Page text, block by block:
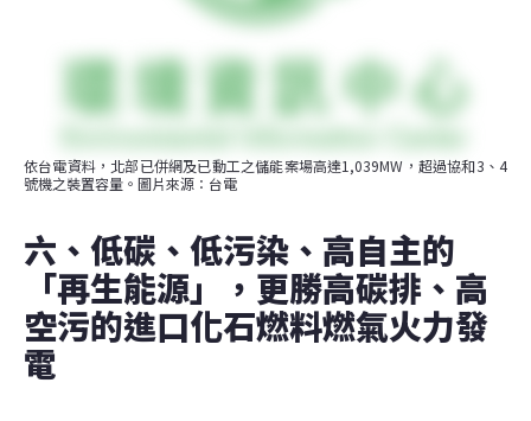
依台電資料，北部已併網及已動工之儲能案場高達1,039MW，超過協和3、4
號機之裝置容量。圖片來源：台電
六、低碳、低污染、高自主的
「再生能源」，更勝高碳排、高
空污的進口化石燃料燃氣火力發
電